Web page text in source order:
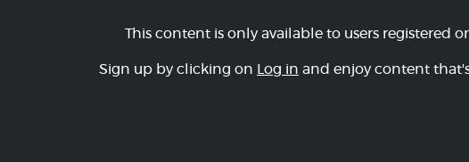
This content is only available to users registered
Sign up by clicking on Log in and enjoy content